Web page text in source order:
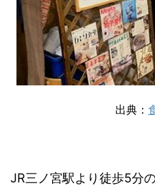
出典：
JR三ノ宮駅より徒歩5分